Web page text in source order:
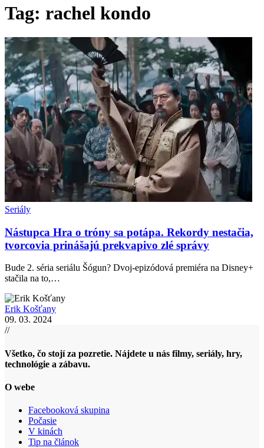
Tag: rachel kondo
Seriály
Nástupca Hra o tróny sa potápa. Rekordy nestačia,
tvorcovia prinášajú prekvapivo zlé správy
Bude 2. séria seriálu Šógun? Dvoj-epizódová premiéra na Disney+
stačila na to,…
Erik Košťany
09. 03. 2024
//
Všetko, čo stojí za pozretie. Nájdete u nás filmy, seriály, hry,
technológie a zábavu.
O webe
Facebooková skupina
Počasie
V kinách
Tip na článok